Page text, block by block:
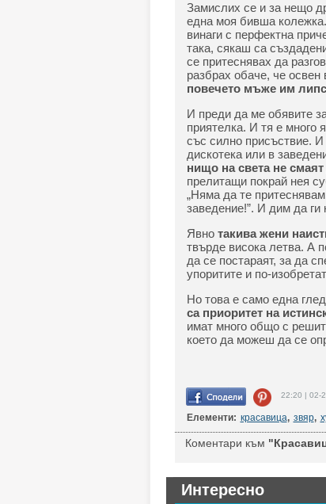
Замислих се и за нещо
една моя бивша
винаги с перфектна
така, сякаш са
се притеснявах да
разбрах обаче, че освен
повечето мъже им
И преди да ме обявите
приятелка. И тя е много
със силно присъствие. И
дискотека или в
нищо на света не
прелитащи покрай нея
„Няма да те
заведение!”. И дим да ги
Явно такива жени
твърде висока летва. А
да се постараят, за да
упоритите и по-
Но това е само една
са приоритет на
имат много общо с
което да можеш да се
22:20 | 02-
Елементи: красавица, звяр,
Коментари към
Интересно